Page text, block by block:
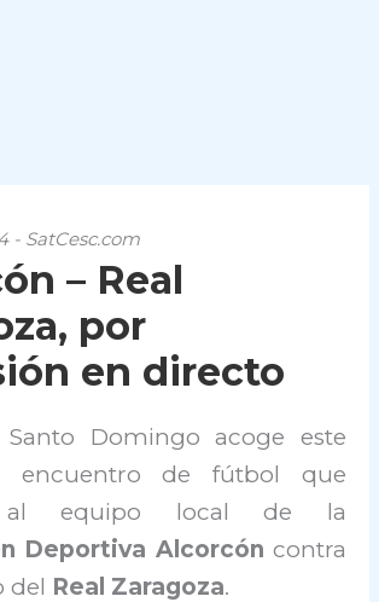
- SatCesc.com
– Real
por
en directo
Santo Domingo acoge este
encuentro de fútbol que
al equipo local de la
Deportiva Alcorcón contra
del Real Zaragoza.